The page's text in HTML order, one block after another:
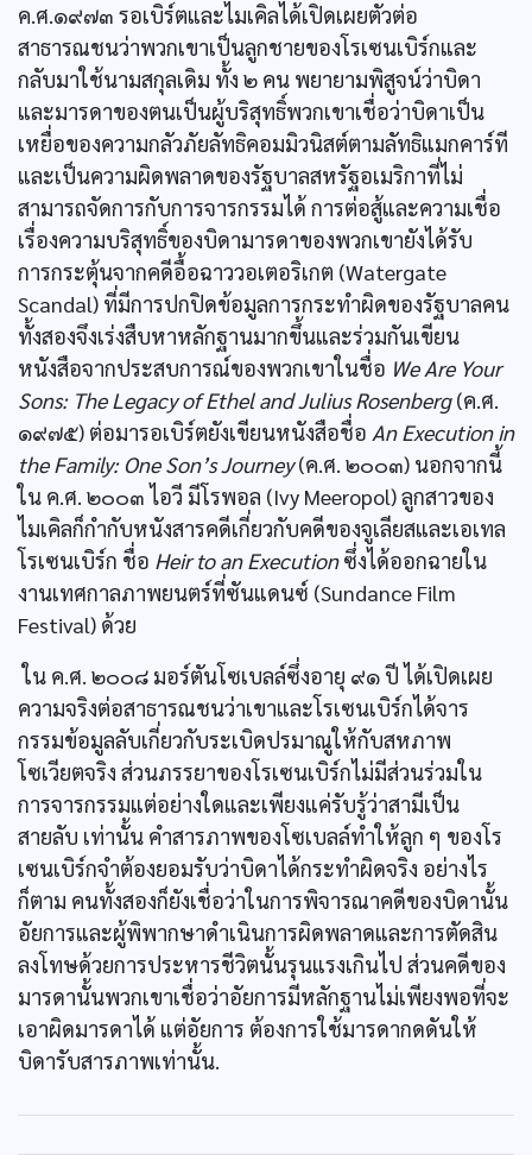
ค.ศ.๑๙๗๓ รอเบิร์ตและไมเคิลได้เปิดเผยตัวต่อ
สาธารณชนว่าพวกเขาเป็นลูกชายของโรเซนเบิร์กและ
กลับมาใช้นามสกุลเดิม ทั้ง ๒ คน พยายามพิสูจน์ว่าบิดา
และมารดาของตนเป็นผู้บริสุทธิ์พวกเขาเชื่อว่าบิดาเป็น
เหยื่อของความกลัวภัยลัทธิคอมมิวนิสต์ตามลัทธิแมกคาร์ที
และเป็นความผิดพลาดของรัฐบาลสหรัฐอเมริกาที่ไม่
สามารถจัดการกับการจารกรรมได้ การต่อสู้และความเชื่อ
เรื่องความบริสุทธิ์ของบิดามารดาของพวกเขายังได้รับ
การกระตุ้นจากคดีอื้อฉาววอเตอริเกต (Watergate
Scandal) ที่มีการปกปิดข้อมูลการกระทำผิดของรัฐบาลคน
ทั้งสองจึงเร่งสืบหาหลักฐานมากขึ้นและร่วมกันเขียน
หนังสือจากประสบการณ์ของพวกเขาในชื่อ We Are Your
Sons: The Legacy of Ethel and Julius Rosenberg(ค.ศ.
๑๙๗๕) ต่อมารอเบิร์ตยังเขียนหนังสือชื่อ An Execution in
the Family: One Son’s Journey(ค.ศ. ๒๐๐๓) นอกจากนี้
ใน ค.ศ. ๒๐๐๓ ไอวี มีโรพอล (Ivy Meeropol) ลูกสาวของ
ไมเคิลก็กำกับหนังสารคดีเกี่ยวกับคดีของจูเลียสและเอเทล
โรเซนเบิร์ก ชื่อ Heir to an Executionซึ่งได้ออกฉายใน
งานเทศกาลภาพยนตร์ที่ซันแดนซ์ (Sundance Film
Festival) ด้วย
ใน ค.ศ. ๒๐๐๘ มอร์ตันโซเบลล์ซึ่งอายุ ๙๑ ปี ได้เปิดเผย
ความจริงต่อสาธารณชนว่าเขาและโรเซนเบิร์กได้จาร
กรรมข้อมูลลับเกี่ยวกับระเบิดปรมาณูให้กับสหภาพ
โซเวียตจริง ส่วนภรรยาของโรเซนเบิร์กไม่มีส่วนร่วมใน
การจารกรรมแต่อย่างใดและเพียงแค่รับรู้ว่าสามีเป็น
สายลับ เท่านั้น คำสารภาพของโซเบลล์ทำให้ลูก ๆ ของโร
เซนเบิร์กจำต้องยอมรับว่าบิดาได้กระทำผิดจริง อย่างไร
ก็ตาม คนทั้งสองก็ยังเชื่อว่าในการพิจารณาคดีของบิดานั้น
อัยการและผู้พิพากษาดำเนินการผิดพลาดและการตัดสิน
ลงโทษด้วยการประหารชีวิตนั้นรุนแรงเกินไป ส่วนคดีของ
มารดานั้นพวกเขาเชื่อว่าอัยการมีหลักฐานไม่เพียงพอที่จะ
เอาผิดมารดาได้ แต่อัยการ ต้องการใช้มารดากดดันให้
บิดารับสารภาพเท่านั้น.